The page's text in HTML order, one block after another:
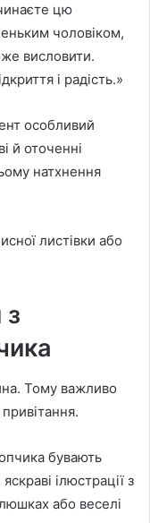
цю
чоловіком,
висловити.
і радість.»
особливий
й оточенні
натхнення
листівки або
з
Тому важливо
бувають
ілюстрації з
або веселі